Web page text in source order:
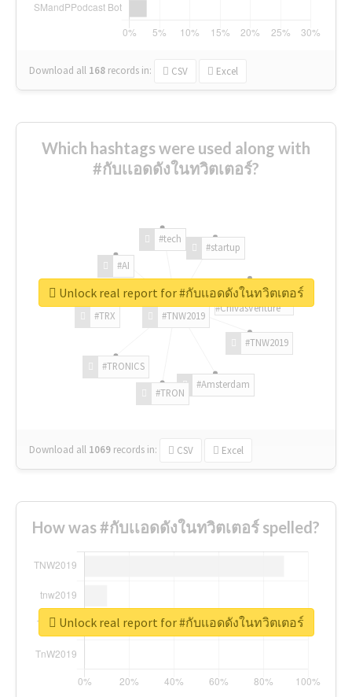
Download all 168 records in: CSV Excel
Which hashtags were used along with
#กับเเอดดังในทวิตเตอร์?
#TNW2019
#TNW2019
#Amsterdam
#TRON
#TRONICS
#TRX
#AI
#tech
#startup
#ChivasVenture
Download all 1069 records in: CSV Excel
Unlock real report for #กับเเอดดังในทวิตเตอร์
How was #กับเเอดดังในทวิตเตอร์ spelled?
Unlock real report for #กับเเอดดังในทวิตเตอร์